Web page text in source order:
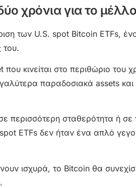
χρόνια για το
των U.S. spot Bitcoin ETFs,
του.
κινείται στο περιθώριο του
παραδοσιακά assets
περισσότερη σταθερότητα ή
spot ETFs δεν ήταν ένα απλό
ισχυρά, το Bitcoin θα